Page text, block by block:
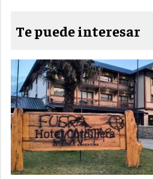
Te puede interesar